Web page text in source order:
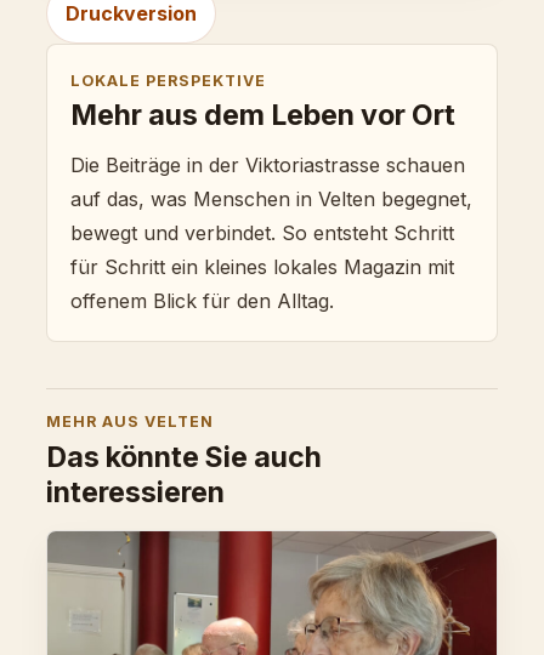
Druckversion
LOKALE PERSPEKTIVE
Mehr aus dem Leben vor Ort
Die Beiträge in der Viktoriastrasse schauen
auf das, was Menschen in Velten begegnet,
bewegt und verbindet. So entsteht Schritt
für Schritt ein kleines lokales Magazin mit
offenem Blick für den Alltag.
MEHR AUS VELTEN
Das könnte Sie auch
interessieren